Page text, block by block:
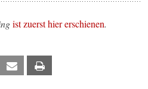
ist zuerst hier erschienen.
Xing Email